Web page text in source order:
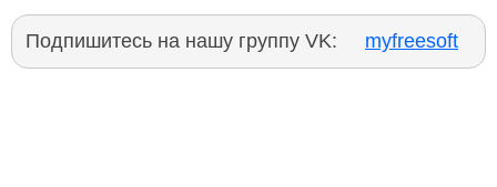
Подпишитесь на нашу группу VK: myfreesoft